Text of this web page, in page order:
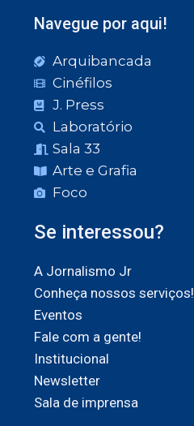
Navegue por aqui!
Arquibancada
Cinéfilos
J. Press
Laboratório
Sala 33
Arte e Grafia
Foco
Se interessou?
A Jornalismo Jr
Conheça nossos serviços!
Eventos
Fale com a gente!
Institucional
Newsletter
Sala de imprensa